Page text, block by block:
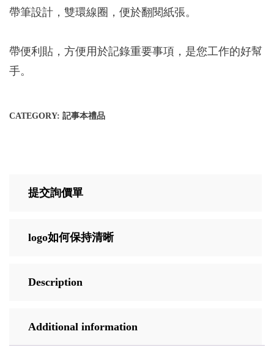
帶筆設計，雙環線圈，便於翻閱紙張。
帶便利貼，方便用於記錄重要事項，是您工作的好幫
手。
CATEGORY: 記事本禮品
提交詢價單
logo如何保持清晰
Description
Additional information